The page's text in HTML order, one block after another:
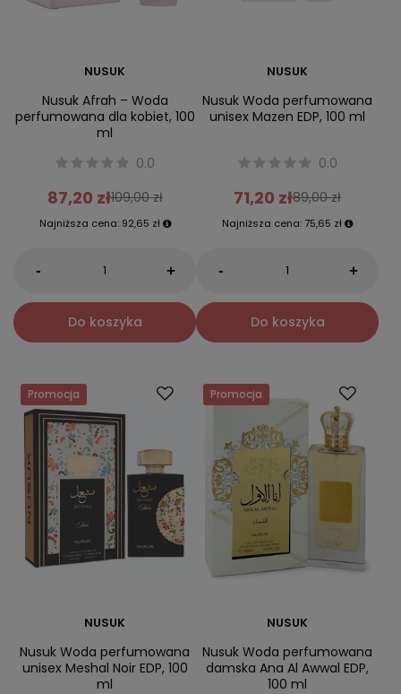
NUSUK
Nusuk Afrah – Woda
perfumowana dla kobiet, 100
ml
0.0
87,20 zł109,00 zł
Najniższa cena: 92,65 zł
- +
Do koszyka
NUSUK
Nusuk Woda perfumowana
unisex Mazen EDP, 100 ml
0.0
71,20 zł89,00 zł
Najniższa cena: 75,65 zł
- +
Do koszyka
Promocja
NUSUK
Nusuk Woda perfumowana
unisex Meshal Noir EDP, 100
ml
Promocja
NUSUK
Nusuk Woda perfumowana
damska Ana Al Awwal EDP,
100 ml